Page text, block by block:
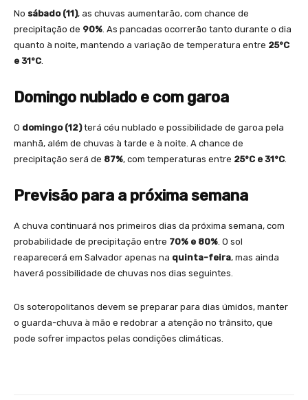
No sábado (11), as chuvas aumentarão, com chance de
precipitação de 90% . As pancadas ocorrerão tanto durante o dia
quanto à noite, mantendo a variação de temperatura entre 25°C
e 31°C
Domingo nublado e com garoa
O domingo (12)terá céu nublado e possibilidade de garoa pela
manhã, além de chuvas à tarde e à noite. A chance de
precipitação será de 87%, com temperaturas entre 25°C e 31°C
Previsão para a próxima semana
A chuva continuará nos primeiros dias da próxima semana, com
probabilidade de precipitação entre 70% e 80% . O sol
reaparecerá em Salvador apenas na quinta-feira, mas ainda
haverá possibilidade de chuvas nos dias seguintes.
Os soteropolitanos devem se preparar para dias úmidos, manter
o guarda-chuva à mão e redobrar a atenção no trânsito, que
pode sofrer impactos pelas condições climáticas.